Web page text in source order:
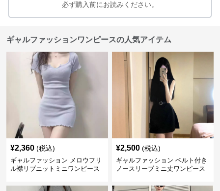
必ず購入前にお読みください。
ギャルファッションワンピースの人気アイテム
¥2,360 (税込)
ギャルファッション メロウフリ
ル襟リブニットミニワンピース
¥2,500 (税込)
ギャルファッション ベルト付き
ノースリーブミニ丈ワンピース